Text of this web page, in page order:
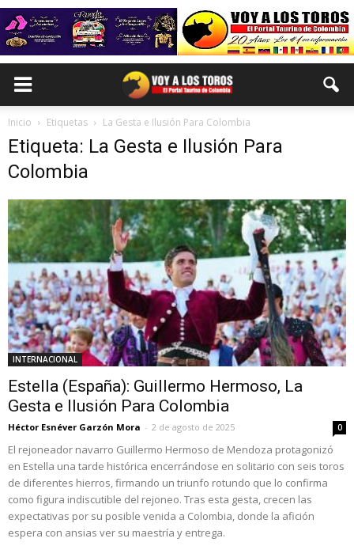
Inicio Etiquetas La Gesta e Ilusión Para Colombia
Etiqueta: La Gesta e Ilusión Para
Colombia
INTERNACIONAL
Estella (España): Guillermo Hermoso, La
Gesta e Ilusión Para Colombia
Héctor Esnéver Garzón Mora - 2 de agosto de 2025 0
El rejoneador navarro Guillermo Hermoso de Mendoza protagonizó
en Estella una tarde histórica encerrándose en solitario con seis toros
de diferentes hierros, firmando un triunfo rotundo que lo confirma
como figura indiscutible del rejoneo. Tras esta gesta, crecen las
expectativas por su posible venida a Colombia, donde la afición
espera con ansias ver su maestría y entrega.